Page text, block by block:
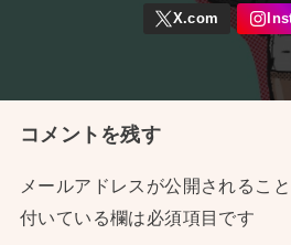
コメントを残す
メールアドレスが公開されるこ
付いている欄は必須項目です